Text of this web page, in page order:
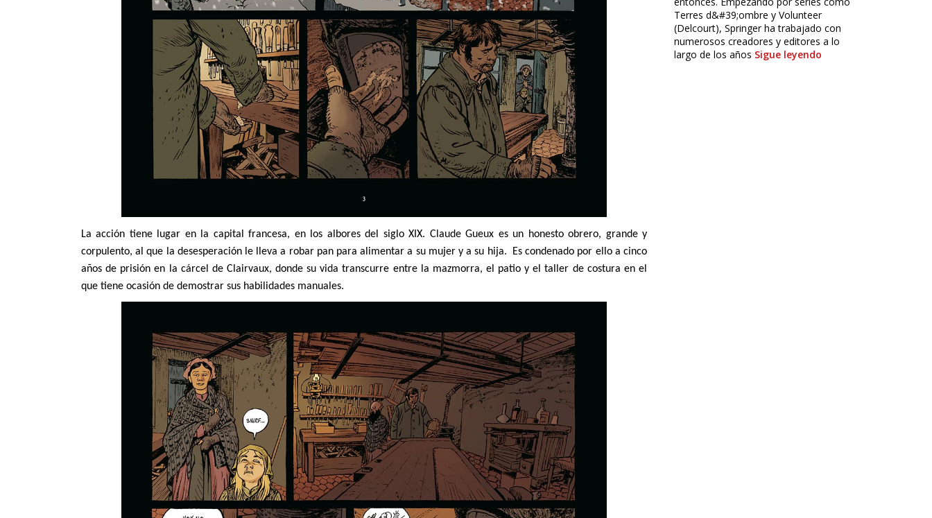
La acción tiene lugar en la capital francesa, en los albores del siglo XIX. Claude Gueux es un honesto obrero, grande y
corpulento, al que la desesperación le lleva a robar pan para alimentar a su mujer y a su hija. Es condenado por ello a cinco
años de prisión en la cárcel de Clairvaux, donde su vida transcurre entre la mazmorra, el patio y el taller de costura en el
que tiene ocasión de demostrar sus habilidades manuales.
Terres d&#39;ombre y Volunteer
(Delcourt), Springer ha trabajado con
numerosos creadores y editores a lo
largo de los años Sigue leyendo